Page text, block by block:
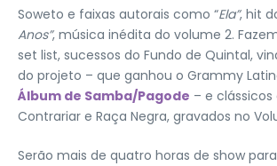
Soweto e faixas autorais como “Ela”, hit
Anos”, música inédita do volume 2.
set list, sucessos do Fundo de Quintal,
do projeto – que ganhou o Grammy
Álbum de Samba/Pagode – e clássicos
Contrariar e Raça Negra, gravados no
Serão mais de quatro horas de show